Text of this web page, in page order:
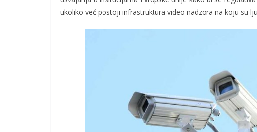
ukoliko već postoji infrastruktura video nadzora na koju su